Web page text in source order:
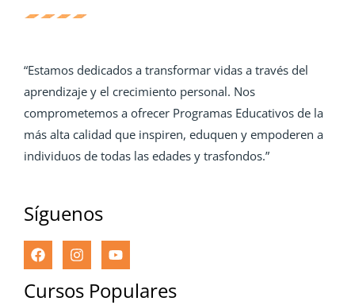
“Estamos dedicados a transformar vidas a través del
aprendizaje y el crecimiento personal. Nos
comprometemos a ofrecer Programas Educativos de la
más alta calidad que inspiren, eduquen y empoderen a
individuos de todas las edades y trasfondos.”
Síguenos
Cursos Populares